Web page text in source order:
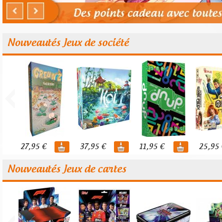
Nouveautés Jeux de société
27,95 € 37,95 € 11,95 € 25,95
Nouveautés Jeux de cartes